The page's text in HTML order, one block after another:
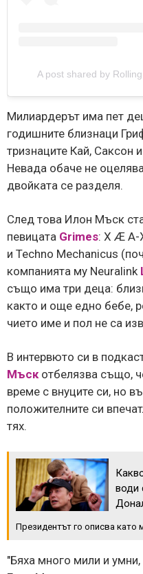
A post shared by
Милиардерът има пет
годишните близнаци
тризнаците Кай, Саксон
Невада обаче не
двойката се разделя.
След това Илон Мъск
певицата Grimes: X Æ A-
и Techno Mechanicus
компанията му Neuralink
също има три деца:
както и още едно бебе,
чието име и пол не са
В интервюто си в
Мъск отбелязва също,
време с внуците си, но
положителните си
тях.
води
Президентът го описва като
"Бяха много мили и